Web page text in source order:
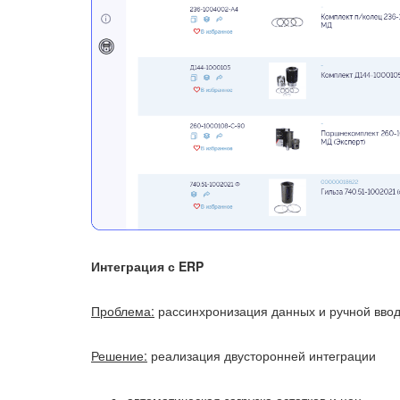
Интеграция с ERP
Проблема: рассинхронизация данных и ручной ввод
Решение: реализация двусторонней интеграции